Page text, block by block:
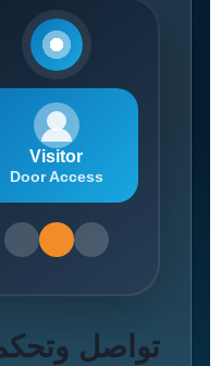
Visitor
Door Access
تواصل